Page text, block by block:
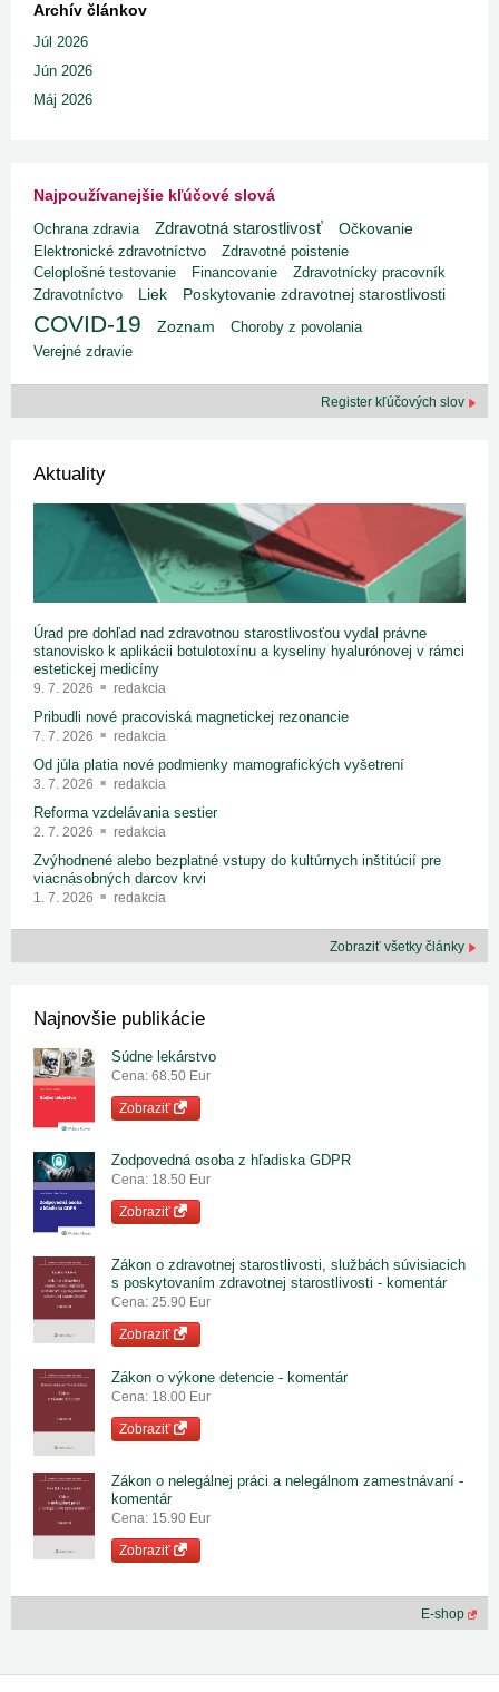
Archív článkov
Júl 2026
Jún 2026
Máj 2026
Najpoužívanejšie kľúčové slová
Ochrana zdravia Zdravotná starostlivosť
Očkovanie
Elektronické zdravotníctvo
Zdravotné poistenie
Celoplošné testovanie
Financovanie
Zdravotnícky pracovník
Zdravotníctvo
Liek Poskytovanie zdravotnej starostlivosti
COVID-19 Zoznam
Choroby z povolania
Verejné zdravie
Register kľúčových slov
Aktuality
Úrad pre dohľad nad zdravotnou starostlivosťou vydal právne
stanovisko k aplikácii botulotoxínu a kyseliny hyalurónovej v rámci
estetickej medicíny
9. 7. 2026 redakcia
Pribudli nové pracoviská magnetickej rezonancie
7. 7. 2026 redakcia
Od júla platia nové podmienky mamografických vyšetrení
3. 7. 2026 redakcia
Reforma vzdelávania sestier
2. 7. 2026 redakcia
Zvýhodnené alebo bezplatné vstupy do kultúrnych inštitúcií pre
viacnásobných darcov krvi
1. 7. 2026 redakcia
Zobraziť všetky články
Najnovšie publikácie
Súdne lekárstvo
Cena: 68.50 Eur
Zobraziť
Zodpovedná osoba z hľadiska GDPR
Cena: 18.50 Eur
Zobraziť
Zákon o zdravotnej starostlivosti, službách súvisiacich
s poskytovaním zdravotnej starostlivosti - komentár
Cena: 25.90 Eur
Zobraziť
Zákon o výkone detencie - komentár
Cena: 18.00 Eur
Zobraziť
Zákon o nelegálnej práci a nelegálnom zamestnávaní -
komentár
Cena: 15.90 Eur
Zobraziť
E-shop